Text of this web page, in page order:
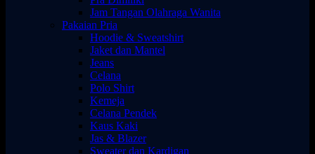
Jam Tangan Olahraga Wanita
Pakaian Pria
Hoodie & Sweatshirt
Jaket dan Mantel
Jeans
Celana
Polo Shirt
Kemeja
Celana Pendek
Kaus Kaki
Jas & Blazer
Sweater dan Kardigan